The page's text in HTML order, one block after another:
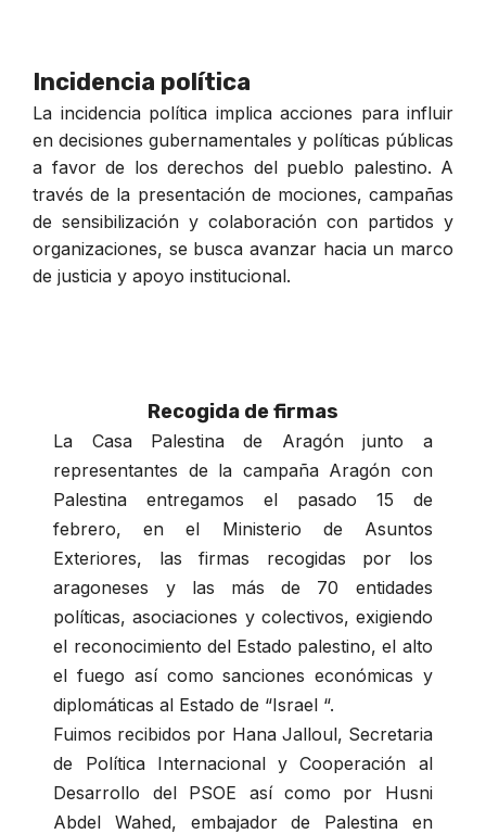
Incidencia política
La incidencia política implica acciones para influir
en decisiones gubernamentales y políticas públicas
a favor de los derechos del pueblo palestino. A
través de la presentación de mociones, campañas
de sensibilización y colaboración con partidos y
organizaciones, se busca avanzar hacia un marco
de justicia y apoyo institucional.
Recogida de firmas
La Casa Palestina de Aragón junto a
representantes de la campaña Aragón con
Palestina entregamos el pasado 15 de
febrero, en el Ministerio de Asuntos
Exteriores, las firmas recogidas por los
aragoneses y las más de 70 entidades
políticas, asociaciones y colectivos, exigiendo
el reconocimiento del Estado palestino, el alto
el fuego así como sanciones económicas y
diplomáticas al Estado de “Israel “.
Fuimos recibidos por Hana Jalloul, Secretaria
de Política Internacional y Cooperación al
Desarrollo del PSOE así como por Husni
Abdel Wahed, embajador de Palestina en